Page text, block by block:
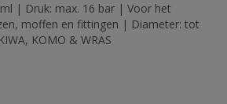
| Druk: max. 16 bar | Voor het
moffen en fittingen | Diameter: tot
KOMO & WRAS